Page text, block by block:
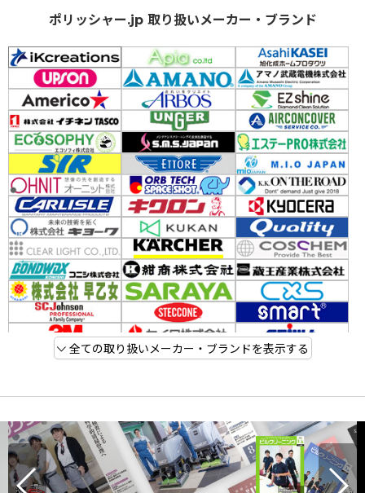
ポリッシャー.jp 取り扱いメーカー・ブランド
全ての取り扱いメーカー・ブランドを表示する